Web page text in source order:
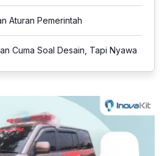
Aturan Pemerintah
Cuma Soal Desain, Tapi Nyawa